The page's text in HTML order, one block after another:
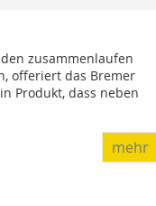
zusammenlaufen
offeriert das Bremer
Produkt, dass neben
mehr